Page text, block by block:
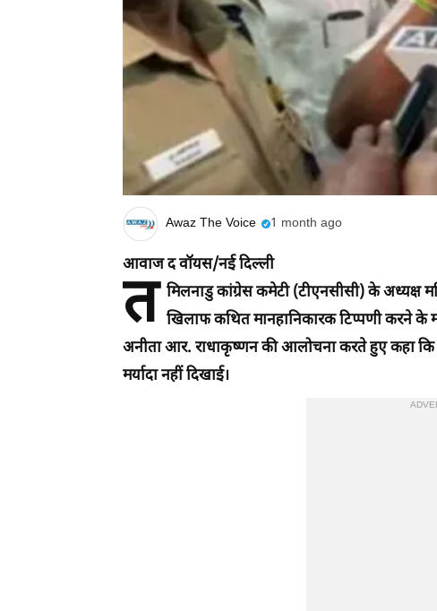
Awaz The Voice 1 month ago
आवाज द वॉयस/नई दिल्ली
त मिलनाडु कांग्रेस कमेटी (टीएनसीसी) के
खिलाफ कथित मानहानिकारक टिप्पणी करने के
अनीता आर. राधाकृष्णन की आलोचना करते हुए कहा कि
मर्यादा नहीं दिखाई।